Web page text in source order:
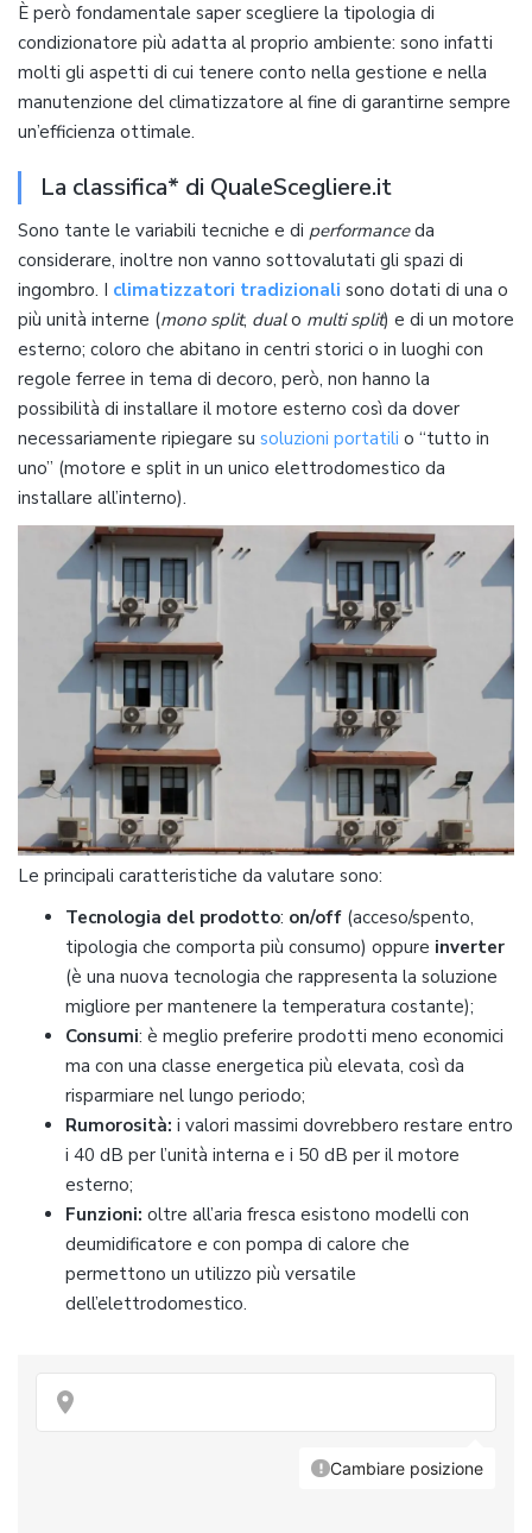
È però fondamentale saper scegliere la tipologia di
condizionatore più adatta al proprio ambiente: sono infatti
molti gli aspetti di cui tenere conto nella gestione e nella
manutenzione del climatizzatore al fine di garantirne sempre
un’efficienza ottimale.
La classifica* di QualeScegliere.it
Sono tante le variabili tecniche e di performanceda
considerare, inoltre non vanno sottovalutati gli spazi di
ingombro. I climatizzatori tradizionali sono dotati di una o
più unità interne (mono split, dualo multi split) e di un motore
esterno; coloro che abitano in centri storici o in luoghi con
regole ferree in tema di decoro, però, non hanno la
possibilità di installare il motore esterno così da dover
necessariamente ripiegare su soluzioni portatili o “tutto in
uno” (motore e split in un unico elettrodomestico da
installare all’interno).
Le principali caratteristiche da valutare sono:
Tecnologia del prodotto: on/off (acceso/spento,
tipologia che comporta più consumo) oppure inverter
(è una nuova tecnologia che rappresenta la soluzione
migliore per mantenere la temperatura costante);
Consumi: è meglio preferire prodotti meno economici
ma con una classe energetica più elevata, così da
risparmiare nel lungo periodo;
Rumorosità: i valori massimi dovrebbero restare entro
i 40 dB per l’unità interna e i 50 dB per il motore
esterno;
Funzioni: oltre all’aria fresca esistono modelli con
deumidificatore e con pompa di calore che
permettono un utilizzo più versatile
dell’elettrodomestico.